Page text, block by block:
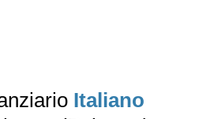
Italiano